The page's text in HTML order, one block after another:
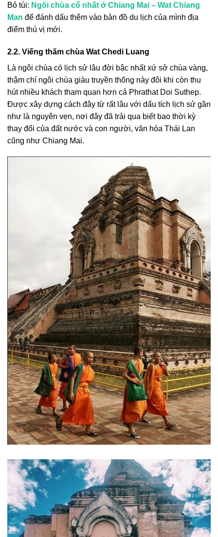
Bỏ túi: Ngôi chùa cổ nhất ở Chiang Mai – Wat Chiang
Man để đánh dấu thêm vào bản đồ du lịch của mình địa
điểm thú vị mới.
2.2. Viếng thăm chùa Wat Chedi Luang
Là ngôi chùa có lịch sử lâu đời bậc nhất xứ sở chùa vàng,
thậm chí ngôi chùa giàu truyền thống này đôi khi còn thu
hút nhiều khách tham quan hơn cả Phrathat Doi Suthep.
Được xây dựng cách đây từ rất lâu với dấu tích lịch sử gần
như là nguyên vẹn, nơi đây đã trải qua biết bao thời kỳ
thay đổi của đất nước và con người, văn hóa Thái Lan
cũng như Chiang Mai.